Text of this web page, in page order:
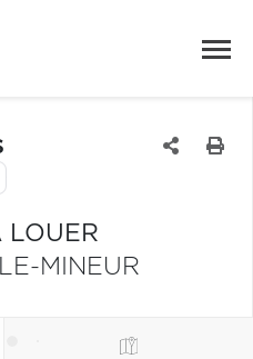
LOUER
MINEUR